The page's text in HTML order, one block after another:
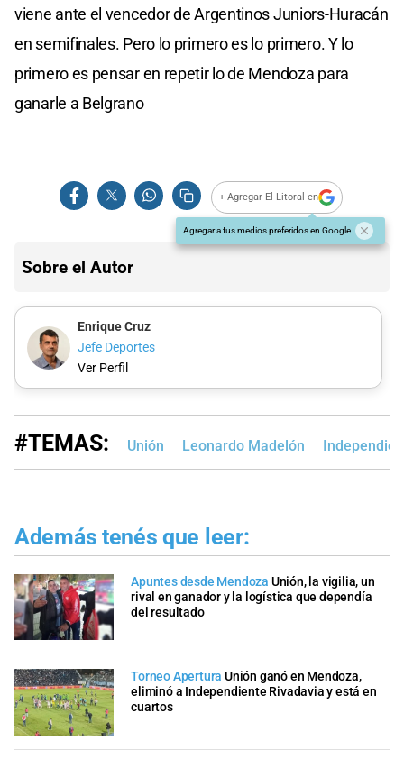
viene ante el vencedor de Argentinos Juniors-Huracán
en semifinales. Pero lo primero es lo primero. Y lo
primero es pensar en repetir lo de Mendoza para
ganarle a Belgrano
+ Agregar El Litoral en
Agregar a tus medios preferidos en Google
Sobre el Autor
Enrique Cruz
Jefe Deportes
Ver Perfil
#TEMAS: Unión Leonardo Madelón
Además tenés que leer:
Apuntes desde Mendoza Unión, la vigilia, un
rival en ganador y la logística que dependía
del resultado
Torneo Apertura Unión ganó en Mendoza,
eliminó a Independiente Rivadavia y está en
cuartos